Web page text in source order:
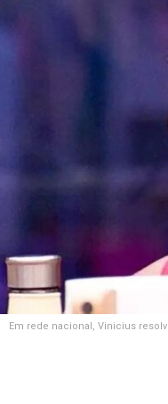
Em rede nacional, Vinicius